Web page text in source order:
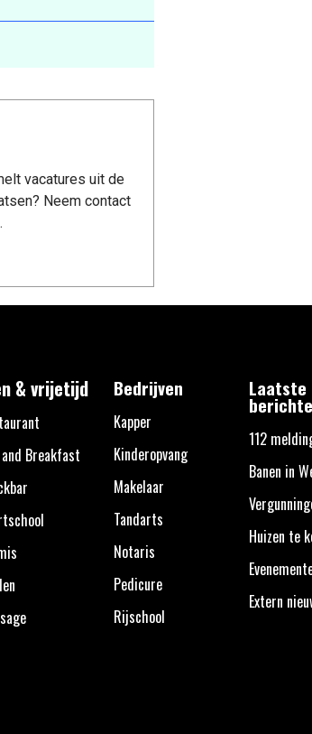
vacatures uit de
Neem contact
& vrijetijd
Breakfast
Bedrijven
Kapper
Kinderopvang
Makelaar
Tandarts
Notaris
Pedicure
Rijschool
Laatste
112
Banen in
Huizen te
Extern